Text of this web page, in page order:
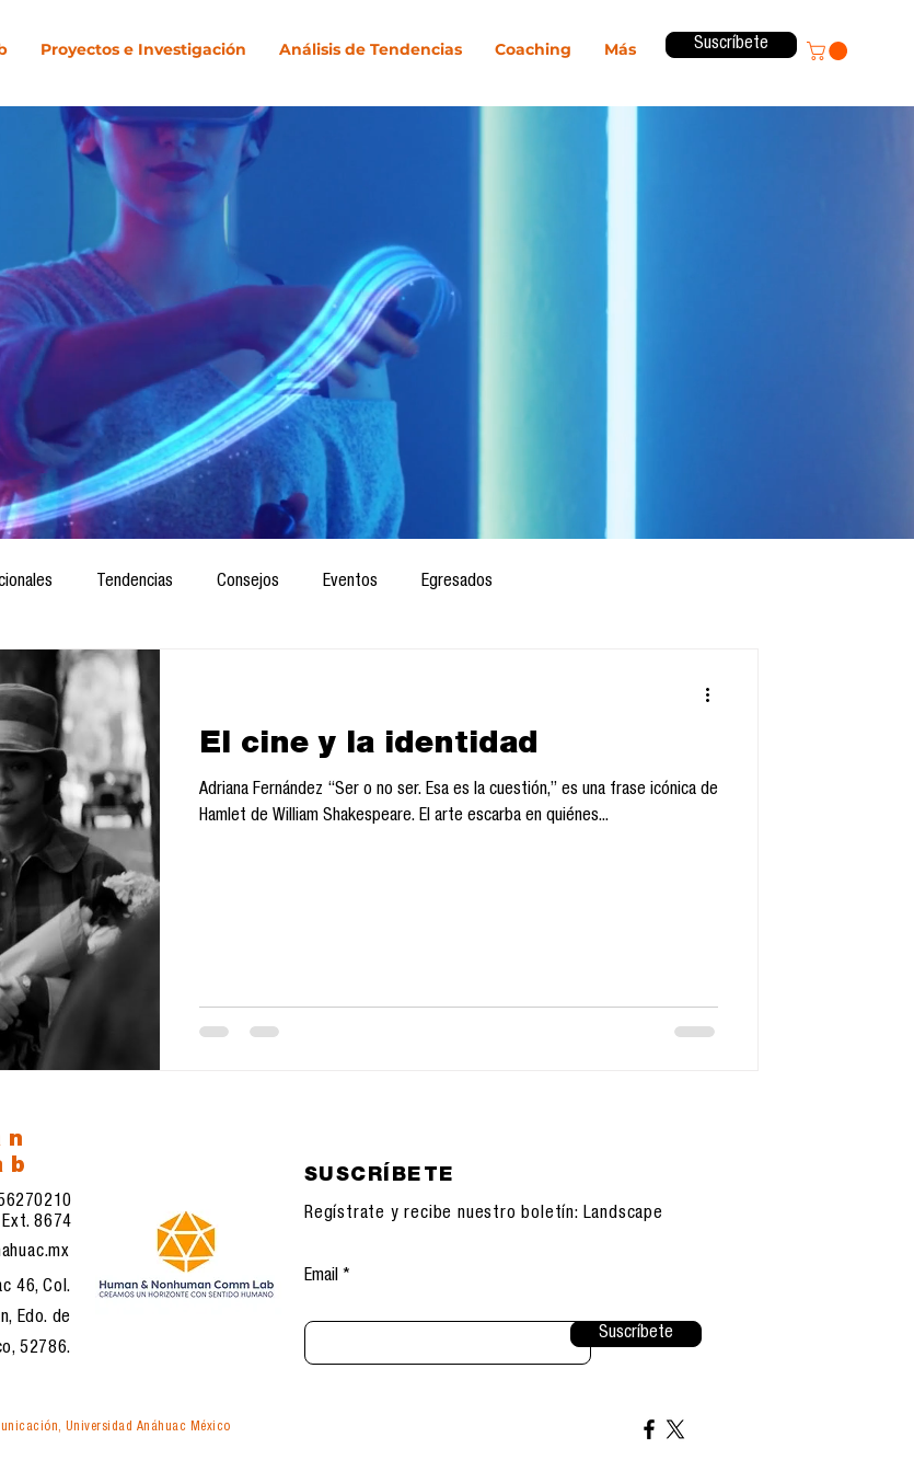
Proyectos e Investigación Análisis de Tendencias Coaching Más Suscríbete
Tendencias Consejos Eventos Egresados
Marketing digital
Revista ComA Observatorio Software del mes Cursos
de investigación
El cine y la identidad
Adriana Fernández “Ser o no ser. Esa es la cuestión,” es una frase icónica de
Hamlet de William Shakespeare. El arte escarba en quiénes...
Ext. 8674
46, Col.
Edo. de
52786.
SUSCRÍBETE
Regístrate y recibe nuestro boletín: Landscape
Email
Suscríbete
Universidad Anáhuac México